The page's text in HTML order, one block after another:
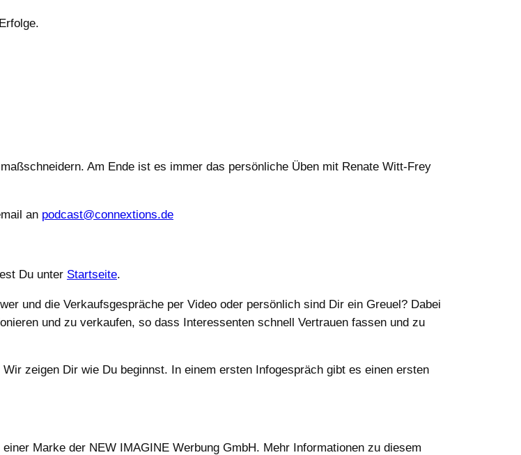
Am Ende ist es immer das persönliche Üben mit Renate Witt-Frey
an podcast@connextions.de
Du unter Startseite.
und die Verkaufsgespräche per Video oder persönlich sind Dir ein Greuel? Dabei
und zu verkaufen, so dass Interessenten schnell Vertrauen fassen und zu
zeigen Dir wie Du beginnst. In einem ersten Infogespräch gibt es einen ersten
Marke der NEW IMAGINE Werbung GmbH. Mehr Informationen zu diesem